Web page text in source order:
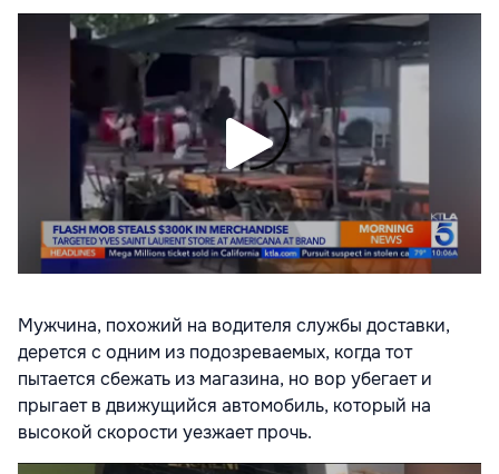
Мужчина, похожий на водителя службы доставки,
дерется с одним из подозреваемых, когда тот
пытается сбежать из магазина, но вор убегает и
прыгает в движущийся автомобиль, который на
высокой скорости уезжает прочь.